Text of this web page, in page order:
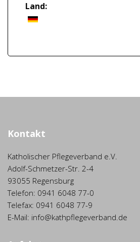
Land:
Kontakt
Katholischer Pflegeverband e.V.
Adolf-Schmetzer-Str. 2-4
93055 Regensburg
Telefon: 0941 6048 77-0
Telefax: 0941 6048 77-9
E-Mail: info@kathpflegeverband.de